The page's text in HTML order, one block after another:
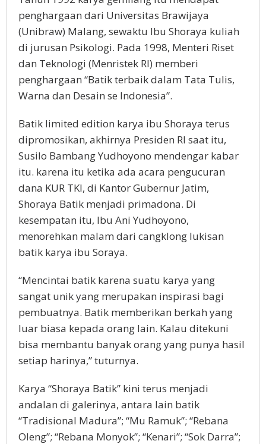
penghargaan dari Universitas Brawijaya
(Unibraw) Malang, sewaktu Ibu Shoraya kuliah
di jurusan Psikologi. Pada 1998, Menteri Riset
dan Teknologi (Menristek RI) memberi
penghargaan “Batik terbaik dalam Tata Tulis,
Warna dan Desain se Indonesia”.
Batik limited edition karya ibu Shoraya terus
dipromosikan, akhirnya Presiden RI saat itu,
Susilo Bambang Yudhoyono mendengar kabar
itu. karena itu ketika ada acara pengucuran
dana KUR TKI, di Kantor Gubernur Jatim,
Shoraya Batik menjadi primadona. Di
kesempatan itu, Ibu Ani Yudhoyono,
menorehkan malam dari cangklong lukisan
batik karya ibu Soraya.
“Mencintai batik karena suatu karya yang
sangat unik yang merupakan inspirasi bagi
pembuatnya. Batik memberikan berkah yang
luar biasa kepada orang lain. Kalau ditekuni
bisa membantu banyak orang yang punya hasil
setiap harinya,” tuturnya.
Karya “Shoraya Batik” kini terus menjadi
andalan di galerinya, antara lain batik
“Tradisional Madura”; “Mu Ramuk”; “Rebana
Oleng”; “Rebana Monyok”; “Kenari”; “Sok Darra”;